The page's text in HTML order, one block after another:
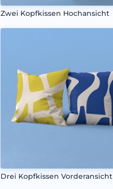
Zwei Kopfkissen Hochansicht
Drei Kopfkissen Vorderansicht